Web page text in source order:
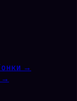
→
→